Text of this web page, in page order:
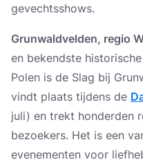
gevechtsshows.
Grunwaldvelden, regio
en bekendste
Polen is de Slag bij
vindt plaats tijdens de
juli) en trekt honderden
bezoekers. Het is een
evenementen voor